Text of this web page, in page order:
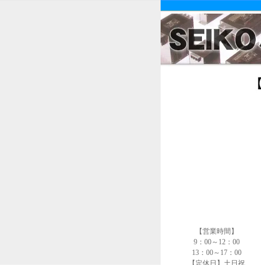
【営業時間】
9：00～12：00
13：00～17：00